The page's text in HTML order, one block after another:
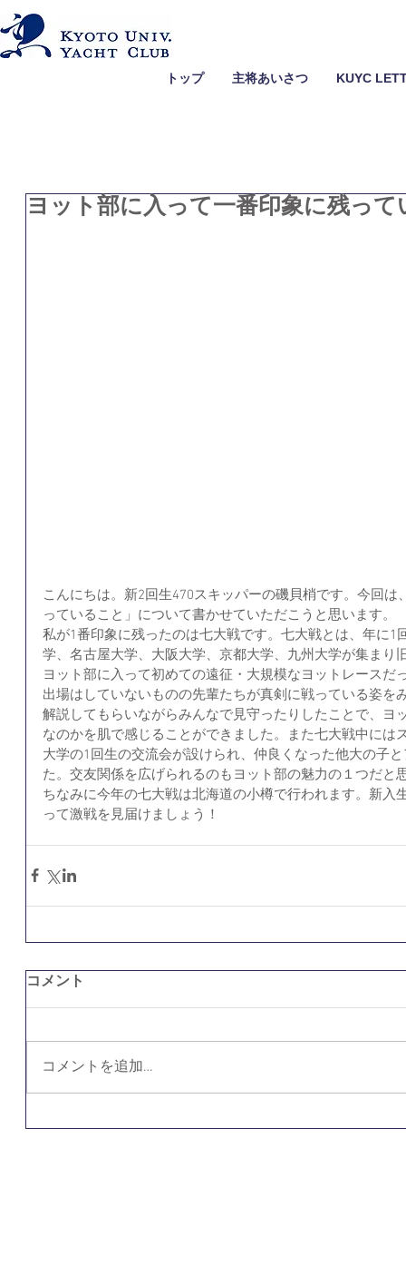
トップ 主将あいさつ KUYC
ヨット部に入って一番印象に残って
こんにちは。新2回生470スキッパーの磯貝梢です。今回
っていること」について書かせていただこうと思います。
私が1番印象に残ったのは七大戦です。七大戦とは、年に1
学、名古屋大学、大阪大学、京都大学、九州大学が集まり
ヨット部に入って初めての遠征・大規模なヨットレースだ
出場はしていないものの先輩たちが真剣に戦っている姿を
解説してもらいながらみんなで見守ったりしたことで、ヨ
なのかを肌で感じることができました。また七大戦中には
大学の1回生の交流会が設けられ、仲良くなった他大の子
た。交友関係を広げられるのもヨット部の魅力の１つだと
ちなみに今年の七大戦は北海道の小樽で行われます。新入
って激戦を見届けましょう！
コメント
コメントを追加…